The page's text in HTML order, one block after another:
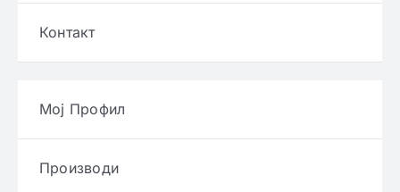
Контакт
Мој Профил
Производи